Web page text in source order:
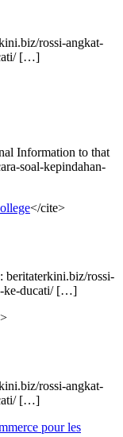
rossi-angkat-
[…]
Information to that
soal-kepindahan-
</cite>
rossi-
ke-ducati/ […]
rossi-angkat-
[…]
pour les